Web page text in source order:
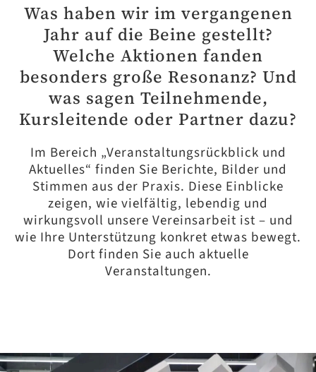
Was haben wir im vergangenen
Jahr auf die Beine gestellt?
Welche Aktionen fanden
besonders große Resonanz? Und
was sagen Teilnehmende,
Kursleitende oder Partner dazu?
Im Bereich „Veranstaltungsrückblick und
Aktuelles“ finden Sie Berichte, Bilder und
Stimmen aus der Praxis. Diese Einblicke
zeigen, wie vielfältig, lebendig und
wirkungsvoll unsere Vereinsarbeit ist – und
wie Ihre Unterstützung konkret etwas bewegt.
Dort finden Sie auch aktuelle
Veranstaltungen.